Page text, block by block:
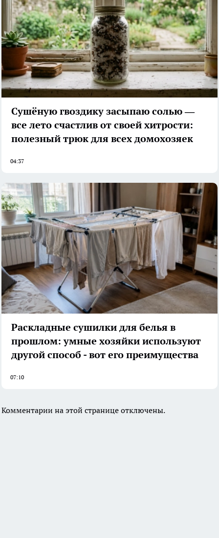
Сушёную гвоздику засыпаю солью —
все лето счастлив от своей хитрости:
полезный трюк для всех домохозяек
04:37
Раскладные сушилки для белья в
прошлом: умные хозяйки используют
другой способ - вот его преимущества
07:10
Комментарии на этой странице отключены.